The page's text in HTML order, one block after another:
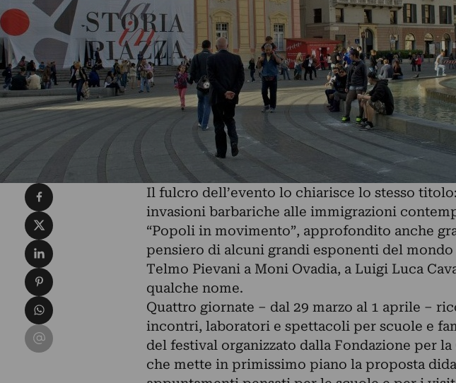
Il fulcro dell’evento lo chiarisce lo stesso titolo:
invasioni barbariche alle immigrazioni
“Popoli in movimento”, approfondito anche
pensiero di alcuni grandi esponenti del mondo
Telmo Pievani a Moni Ovadia, a Luigi Luca
qualche nome.
Quattro giornate – dal 29 marzo al 1 aprile –
incontri, laboratori e spettacoli per scuole e
del festival organizzato dalla Fondazione per
che mette in primissimo piano la proposta
Condividi su Facebook
Condividi su X
Condividi su LinkedIn
Condividi su Pinterest
Condividi su WhatsApp
Condividi su Email